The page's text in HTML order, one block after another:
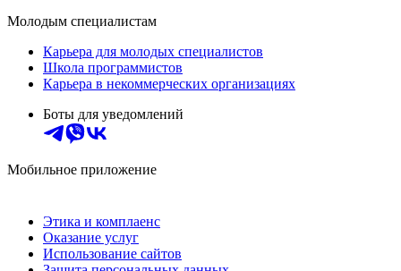
Молодым специалистам
Карьера для молодых специалистов
Школа программистов
Карьера в некоммерческих организациях
Боты для уведомлений
Мобильное приложение
Этика и комплаенс
Оказание услуг
Использование сайтов